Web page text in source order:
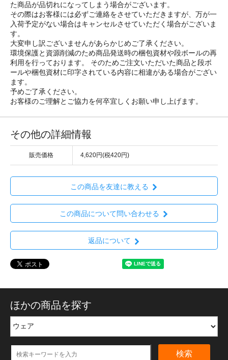
た商品が品切れになってしまう場合がございます。
その際はお客様には必ずご連絡をさせていただきますが、万が一
入荷予定がない場合はキャンセルさせていただく場合がございま
す。
大変申し訳ございませんがあらかじめご了承ください。
環境保護と資源削減のため商品発送時の梱包資材や段ボールの再
利用を行っております。 そのためご注文いただいた商品と段ボ
ールや梱包資材に印字されている内容に相違がある場合がござい
ます。
予めご了承ください。
お客様のご理解とご協力を何卒宜しくお願い申し上げます。
その他の詳細情報
販売価格 4,620円(税420円)
この商品を友達に教える
この商品について問い合わせる
返品について
ほかの商品を探す
検索